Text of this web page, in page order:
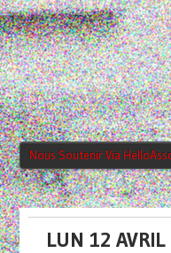
Nous Soutenir Via
LUN 12